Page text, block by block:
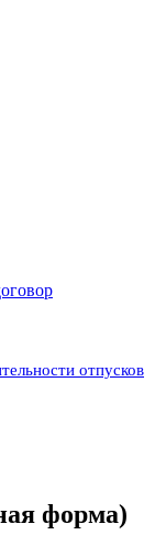
отпусков
форма)